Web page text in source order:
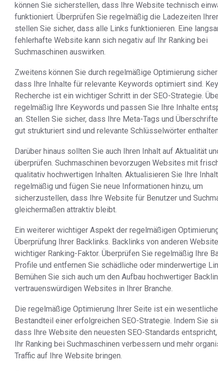
können Sie sicherstellen, dass Ihre Website technisch
funktioniert. Überprüfen Sie regelmäßig die Ladezeiten
stellen Sie sicher, dass alle Links funktionieren. Eine
fehlerhafte Website kann sich negativ auf Ihr Ranking bei
Suchmaschinen auswirken.
Zweitens können Sie durch regelmäßige Optimierung
dass Ihre Inhalte für relevante Keywords optimiert sind.
Recherche ist ein wichtiger Schritt in der SEO-Strategie.
regelmäßig Ihre Keywords und passen Sie Ihre Inhalte
an. Stellen Sie sicher, dass Ihre Meta-Tags und
gut strukturiert sind und relevante Schlüsselwörter
Darüber hinaus sollten Sie auch Ihren Inhalt auf Aktualität
überprüfen. Suchmaschinen bevorzugen Websites mit
qualitativ hochwertigen Inhalten. Aktualisieren Sie Ihre
regelmäßig und fügen Sie neue Informationen hinzu, um
sicherzustellen, dass Ihre Website für Benutzer und
gleichermaßen attraktiv bleibt.
Ein weiterer wichtiger Aspekt der regelmäßigen
Überprüfung Ihrer Backlinks. Backlinks von anderen
wichtiger Ranking-Faktor. Überprüfen Sie regelmäßig Ihre
Profile und entfernen Sie schädliche oder minderwertige
Bemühen Sie sich auch um den Aufbau hochwertiger
vertrauenswürdigen Websites in Ihrer Branche.
Die regelmäßige Optimierung Ihrer Seite ist ein
Bestandteil einer erfolgreichen SEO-Strategie. Indem Sie
dass Ihre Website den neuesten SEO-Standards
Ihr Ranking bei Suchmaschinen verbessern und mehr
Traffic auf Ihre Website bringen.